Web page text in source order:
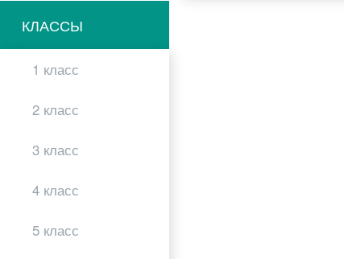
КЛАССЫ
1 класс
2 класс
3 класс
4 класс
5 класс